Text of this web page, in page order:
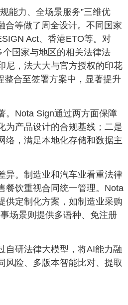
力、全场景服务”三维优
合等做了周全设计。不同国家
Act、香港ETO等。对
国家与地区的相关法律法
尼，法大大与官方授权的印花
整合至签署方案中，显著提升
Nota Sign通过两方面保障
为产品设计的合规基线；二是
络，满足本地化存储和数据主
。制造业和汽车业看重法律
餐饮重视合同统一管理。Nota
供定制化方案，如制造业采购
场景则提供多语种、免注册
研法律大模型，将AI能力融
风险、多版本智能比对、提取